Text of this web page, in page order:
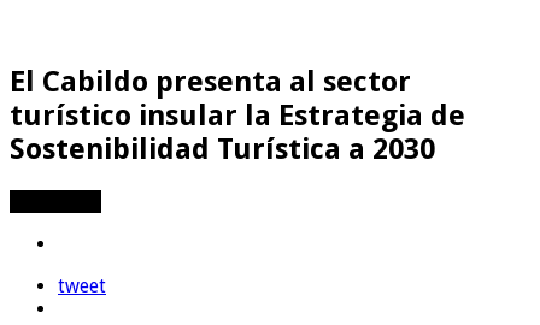
El Cabildo presenta al sector
turístico insular la Estrategia de
Sostenibilidad Turística a 2030
tweet